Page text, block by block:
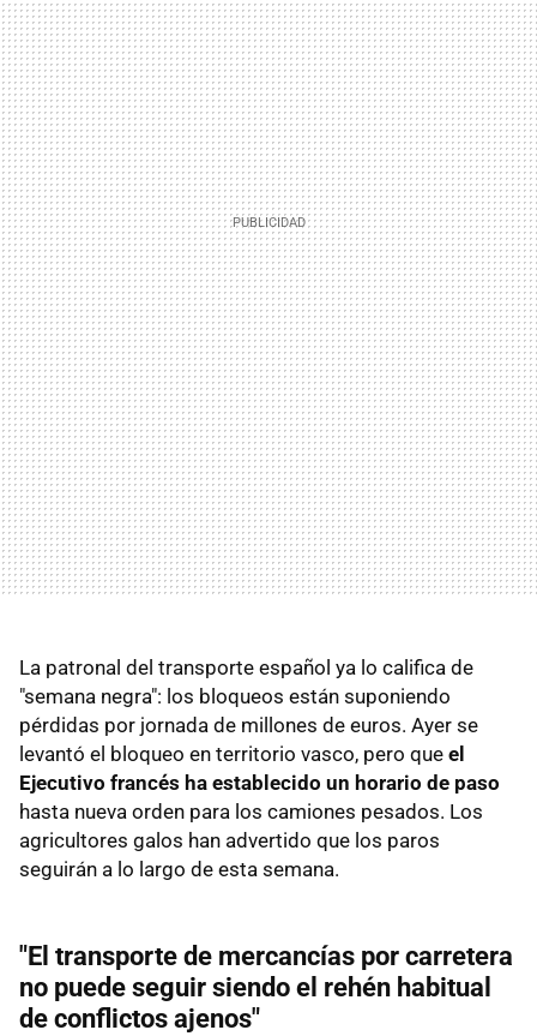
La patronal del transporte español ya lo califica de
"semana negra": los bloqueos están suponiendo
pérdidas por jornada de millones de euros. Ayer se
levantó el bloqueo en territorio vasco, pero que el
Ejecutivo francés ha establecido un horario de paso
hasta nueva orden para los camiones pesados. Los
agricultores galos han advertido que los paros
seguirán a lo largo de esta semana.
"El transporte de mercancías por carretera
no puede seguir siendo el rehén habitual
de conflictos ajenos"